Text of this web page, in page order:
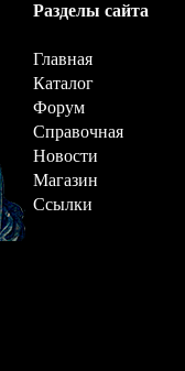
Разделы сайта
Главная
Каталог
Форум
Справочная
Новости
Магазин
Ссылки